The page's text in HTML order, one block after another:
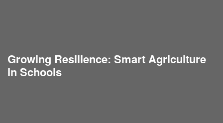
Growing Resilience: Smart Agriculture
In Schools